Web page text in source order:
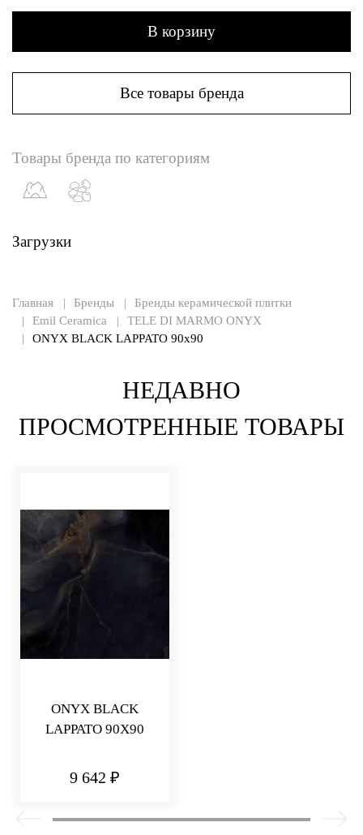
В корзину
Все товары бренда
Товары бренда по категориям
Загрузки
Главная Бренды
Бренды керамической плитки
Emil Ceramica
TELE DI MARMO ONYX
ONYX BLACK LAPPATO 90x90
НЕДАВНО
ПРОСМОТРЕННЫЕ ТОВАРЫ
ONYX BLACK
LAPPATO 90X90
9 642 ₽